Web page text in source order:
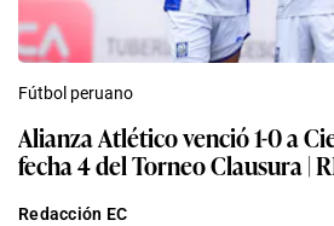
Fútbol peruano
Alianza Atlético venció 1-0 a
Redacción EC